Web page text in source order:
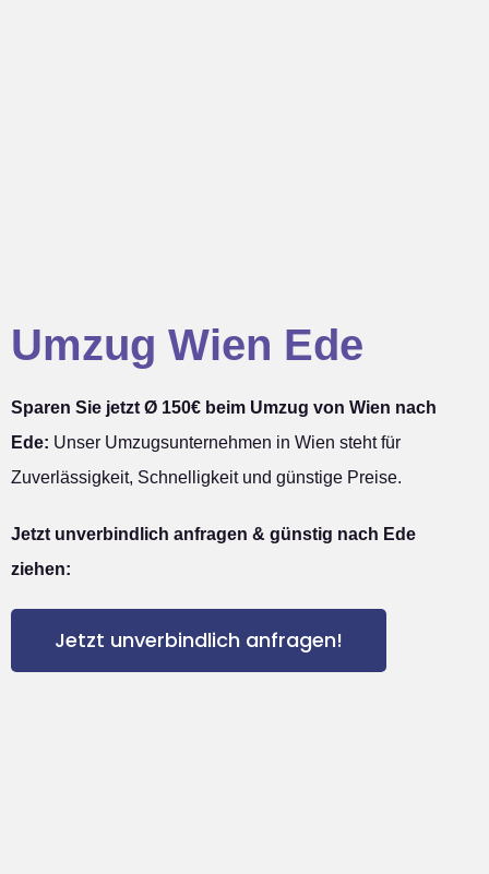
Umzug Wien Ede
Sparen Sie jetzt Ø 150€ beim Umzug von Wien nach
Ede: Unser Umzugsunternehmen in Wien steht für
Zuverlässigkeit, Schnelligkeit und günstige Preise.
Jetzt unverbindlich anfragen & günstig nach Ede
ziehen:
Jetzt unverbindlich anfragen!